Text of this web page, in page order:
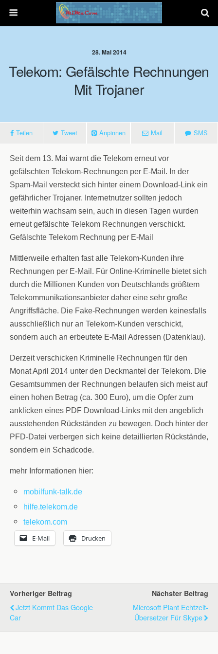
28. Mai 2014
Telekom: Gefälschte Rechnungen
Mit Trojaner
Teilen Tweet Anpinnen Mail SMS
Seit dem 13. Mai warnt die Telekom erneut vor
gefälschten Telekom-Rechnungen per E-Mail. In der
Spam-Mail versteckt sich hinter einem Download-Link ein
gefährlicher Trojaner. Internetnutzer sollten jedoch
weiterhin wachsam sein, auch in diesen Tagen wurden
erneut gefälschte Telekom Rechnungen verschickt.
Gefälschte Telekom Rechnung per E-Mail
Mittlerweile erhalten fast alle Telekom-Kunden ihre
Rechnungen per E-Mail. Für Online-Kriminelle bietet sich
durch die Millionen Kunden von Deutschlands größtem
Telekommunikationsanbieter daher eine sehr große
Angriffsfläche. Die Fake-Rechnungen werden keinesfalls
ausschließlich nur an Telekom-Kunden verschickt,
sondern auch an erbeutete E-Mail Adressen (Datenklau).
Derzeit verschicken Kriminelle Rechnungen für den
Monat April 2014 unter den Deckmantel der Telekom. Die
Gesamtsummen der Rechnungen belaufen sich meist auf
einen hohen Betrag (ca. 300 Euro), um die Opfer zum
anklicken eines PDF Download-Links mit den angeblich
ausstehenden Rückständen zu bewegen. Doch hinter der
PFD-Datei verbergen sich keine detaillierten Rückstände,
sondern ein Schadcode.
mehr Informationen hier:
mobilfunk-talk.de
hilfe.telekom.de
telekom.com
E-Mail Drucken
Vorheriger Beitrag
Jetzt Kommt Das Google
Car
Nächster Beitrag
Microsoft Plant Echtzeit-
Übersetzer Für Skype